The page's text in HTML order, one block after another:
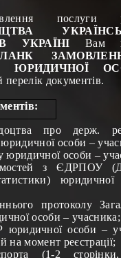
послуги
УКРАЇНІВам
ЮРИДИЧНОЇ
перелік документів.
про держ.
особи –
юридичної особи –
з ЄДРПОУ
протоколу
особи – учасника;
юридичної особи –
на момент реєстрації;
(1-2